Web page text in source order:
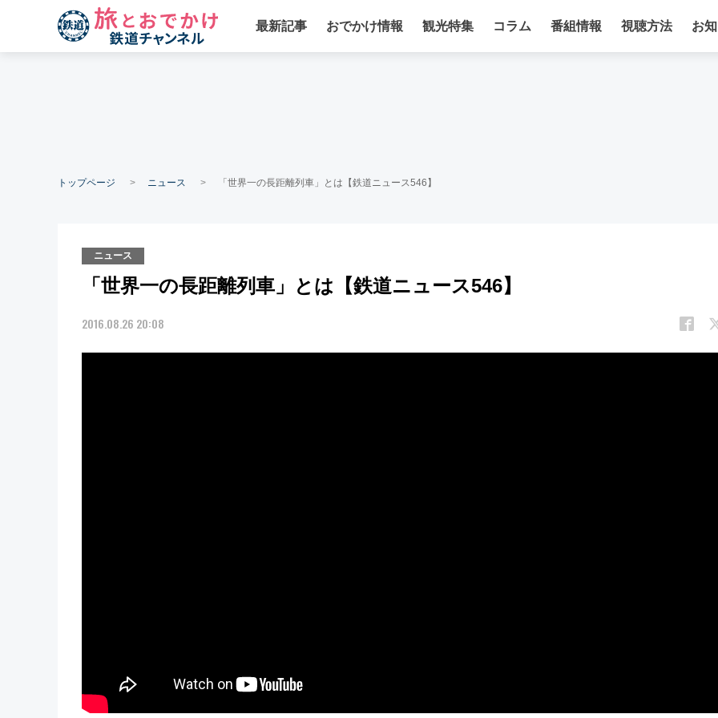
最新記事 おでかけ情報 観光特集 コラム 番組情報 視聴方法 お
トップページ ニュース 「世界一の長距離列車」とは【鉄道ニュース546】
ニュース
「世界一の長距離列車」とは【鉄道ニュース546】
2016.08.26 20:08